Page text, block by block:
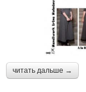
читать дальше →